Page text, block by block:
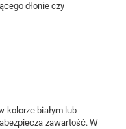
dłonie czy
kolorze białym lub
zawartość. W